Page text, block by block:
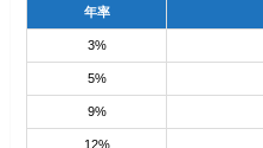
年率
3%
5%
9%
12%